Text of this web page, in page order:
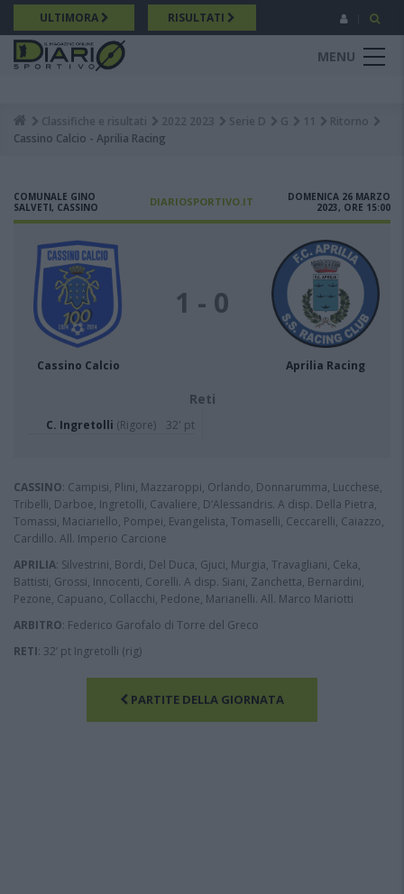
Salta
al
contenuto
principale
ULTIMORA RISULTATI
MENU
Breadcrumb
Classifiche e risultati 2022 2023 Serie D G 11
Ritorno
Cassino Calcio - Aprilia Racing
COMUNALE GINO
SALVETI, CASSINO
DIARIOSPORTIVO.IT
DOMENICA 26 MARZO
2023, ORE 15:00
Cassino Calcio
1 - 0
Aprilia Racing
Reti
C. Ingretolli (Rigore) 32' pt
CASSINO: Campisi, Plini, Mazzaroppi, Orlando, Donnarumma, Lucchese,
Tribelli, Darboe, Ingretolli, Cavaliere, D’Alessandris. A disp. Della Pietra,
Tomassi, Maciariello, Pompei, Evangelista, Tomaselli, Ceccarelli, Caiazzo,
Cardillo. All. Imperio Carcione
APRILIA: Silvestrini, Bordi, Del Duca, Gjuci, Murgia, Travagliani, Ceka,
Battisti, Grossi, Innocenti, Corelli. A disp. Siani, Zanchetta, Bernardini,
Pezone, Capuano, Collacchi, Pedone, Marianelli. All. Marco Mariotti
ARBITRO: Federico Garofalo di Torre del Greco
RETI: 32’ pt Ingretolli (rig)
PARTITE DELLA GIORNATA